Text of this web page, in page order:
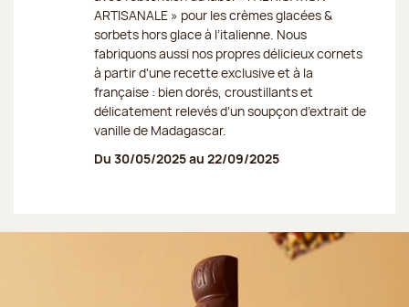
ARTISANALE » pour les crèmes glacées &
sorbets hors glace à l’italienne. Nous
fabriquons aussi nos propres délicieux cornets
à partir d'une recette exclusive et à la
française : bien dorés, croustillants et
délicatement relevés d’un soupçon d’extrait de
vanille de Madagascar.
Du 30/05/2025 au 22/09/2025